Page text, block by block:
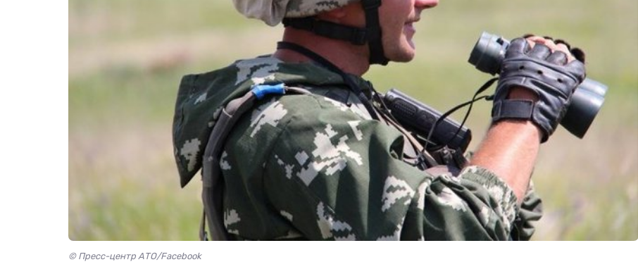
© Пресс-центр АТО/Facebook